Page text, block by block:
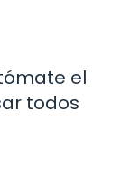
el
todos